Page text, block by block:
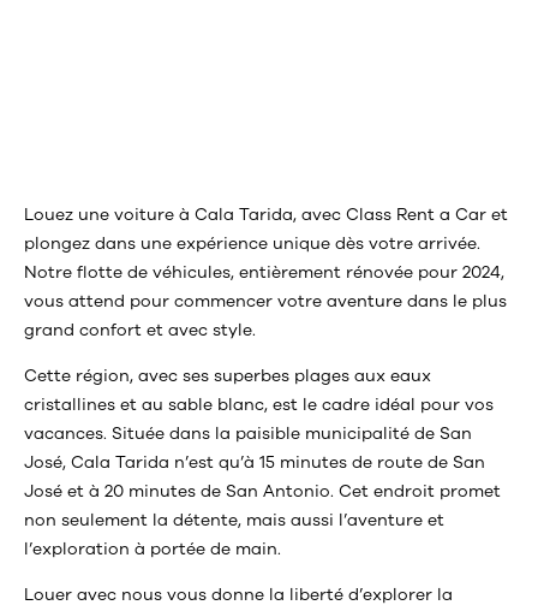
Louez une voiture à Cala Tarida, avec Class Rent a Car et
plongez dans une expérience unique dès votre arrivée.
Notre flotte de véhicules, entièrement rénovée pour 2024,
vous attend pour commencer votre aventure dans le plus
grand confort et avec style.
Cette région, avec ses superbes plages aux eaux
cristallines et au sable blanc, est le cadre idéal pour vos
vacances. Située dans la paisible municipalité de San
José, Cala Tarida n’est qu’à 15 minutes de route de San
José et à 20 minutes de San Antonio. Cet endroit promet
non seulement la détente, mais aussi l’aventure et
l’exploration à portée de main.
Louer avec nous vous donne la liberté d’explorer la